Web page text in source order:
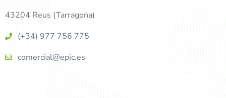
43204 Reus (Tarragona)
(+34) 977 756 775
comercial@epic.es